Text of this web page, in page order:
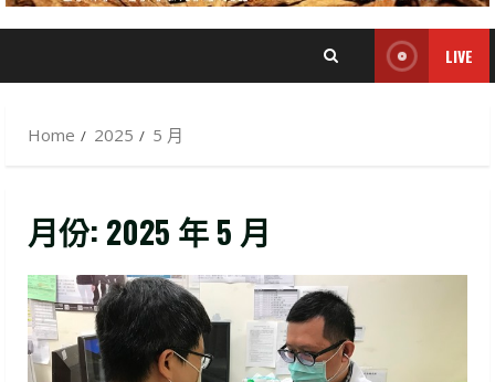
LIVE
Home 2025 5 月
月份: 2025 年 5 月